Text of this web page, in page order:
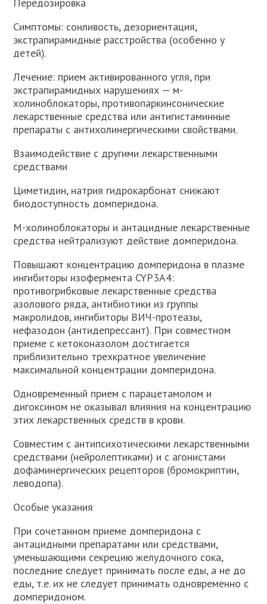
Симптомы: сонливость, дезориентация,
экстрапирамидные расстройства (особенно у
детей).
Лечение: прием активированного угля, при
экстрапирамидных нарушениях — м-
холиноблокаторы, противопаркинсонические
лекарственные средства или антигистаминные
препараты с антихолинергическими свойствами.
Взаимодействие с другими лекарственными
средствами
Циметидин, натрия гидрокарбонат снижают
биодоступность домперидона.
М-холиноблокаторы и антацидные лекарственные
средства нейтрализуют действие домперидона.
Повышают концентрацию домперидона в плазме
ингибиторы изофермента CYP3A4:
противогрибковые лекарственные средства
азолового ряда, антибиотики из группы
макролидов, ингибиторы ВИЧ-протеазы,
нефазодон (антидепрессант). При совместном
приеме с кетоконазолом достигается
приблизительно трехкратное увеличение
максимальной концентрации домперидона.
Одновременный прием с парацетамолом и
дигоксином не оказывал влияния на концентрацию
этих лекарственных средств в крови.
Совместим с антипсихотическими лекарственными
средствами (нейролептиками) и с агонистами
дофаминергических рецепторов (бромокриптин,
леводопа).
Особые указания
При сочетанном приеме домперидона с
антацидными препаратами или средствами,
уменьшающими секрецию желудочного сока,
последние следует принимать после еды, а не до
еды, т.е. их не следует принимать одновременно с
домперидоном.